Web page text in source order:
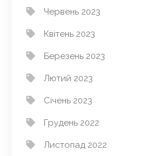
Червень 2023
Квітень 2023
Березень 2023
Лютий 2023
Січень 2023
Грудень 2022
Листопад 2022